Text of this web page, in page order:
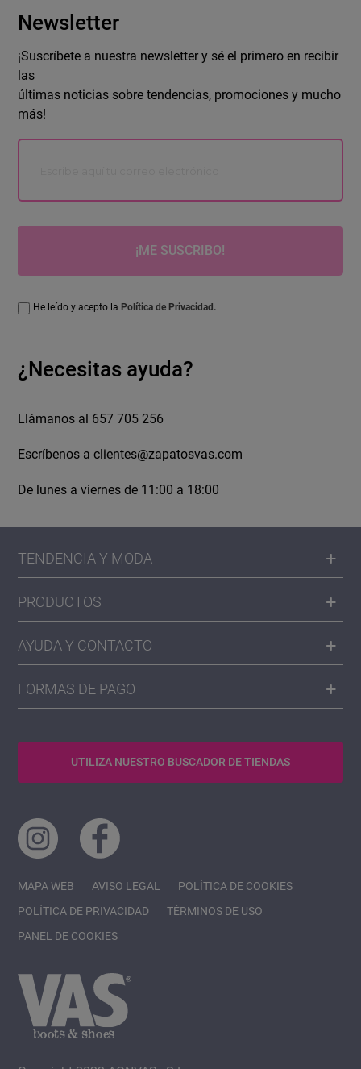
Newsletter
¡Suscríbete a nuestra newsletter y sé el primero en recibir
las
últimas noticias sobre tendencias, promociones y mucho
más!
¡ME SUSCRIBO!
He leído y acepto la Política de Privacidad.
¿Necesitas ayuda?
Llámanos al 657 705 256
Escríbenos aclientes@zapatosvas.com
De lunes a viernes de 11:00 a 18:00
TENDENCIA Y MODA
PRODUCTOS
AYUDA Y CONTACTO
FORMAS DE PAGO
UTILIZA NUESTRO BUSCADOR DE TIENDAS
MAPA WEB AVISO LEGAL
POLÍTICA DE COOKIES
POLÍTICA DE PRIVACIDAD
TÉRMINOS DE USO
PANEL DE COOKIES